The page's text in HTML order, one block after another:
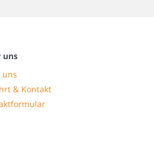
uns
uns
& Kontakt